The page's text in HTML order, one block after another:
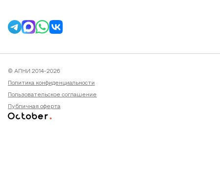
© АПНИ 2014-2026
Политика конфиденциальности
Пользовательское соглашение
Публичная оферта